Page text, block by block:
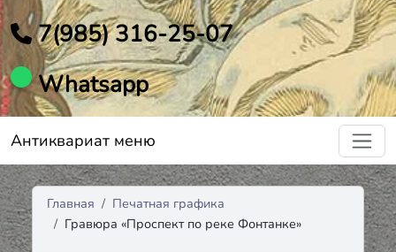
7(985) 316-25-07
Whatsapp
Антиквариат меню
Главная
Печатная графика
Гравюра «Проспект по реке Фонтанке»